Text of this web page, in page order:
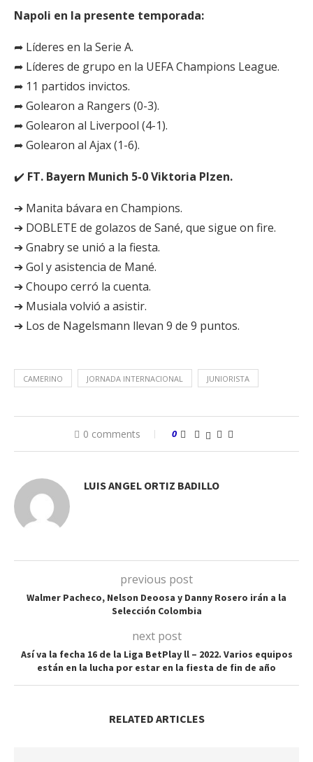
Napoli en la presente temporada:
➦ Líderes en la Serie A.
➦ Líderes de grupo en la UEFA Champions League.
➦ 11 partidos invictos.
➦ Golearon a Rangers (0-3).
➦ Golearon al Liverpool (4-1).
➦ Golearon al Ajax (1-6).
✔️ FT. Bayern Munich 5-0 Viktoria Plzen.
➔ Manita bávara en Champions.
➔ DOBLETE de golazos de Sané, que sigue on fire.
➔ Gnabry se unió a la fiesta.
➔ Gol y asistencia de Mané.
➔ Choupo cerró la cuenta.
➔ Musiala volvió a asistir.
➔ Los de Nagelsmann llevan 9 de 9 puntos.
CAMERINO JORNADA INTERNACIONAL JUNIORISTA
0 comments 0
LUIS ANGEL ORTIZ BADILLO
previous post
Walmer Pacheco, Nelson Deoosa y Danny Rosero irán a la
Selección Colombia
next post
Así va la fecha 16 de la Liga BetPlay ll – 2022. Varios equipos
están en la lucha por estar en la fiesta de fin de año
RELATED ARTICLES